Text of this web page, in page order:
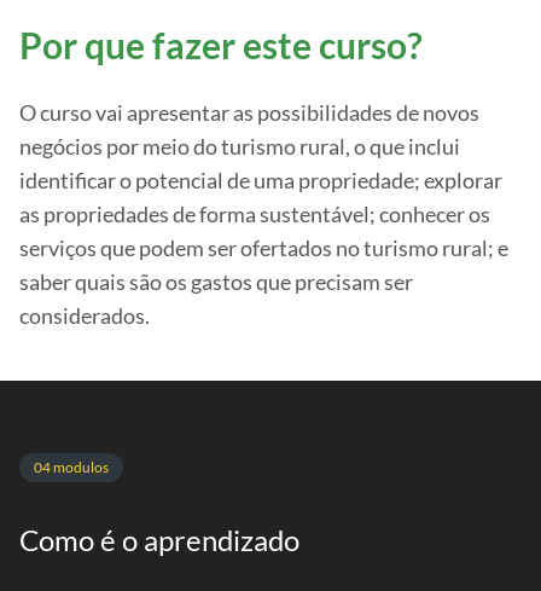
Por que fazer este curso?
O curso vai apresentar as possibilidades de novos
negócios por meio do turismo rural, o que inclui
identificar o potencial de uma propriedade; explorar
as propriedades de forma sustentável; conhecer os
serviços que podem ser ofertados no turismo rural; e
saber quais são os gastos que precisam ser
considerados.
04 modulos
Como é o aprendizado